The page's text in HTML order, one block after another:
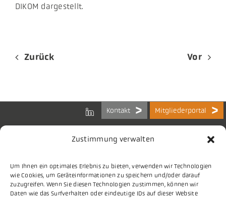
Zustimmung verwalten
Um Ihnen ein optimales Erlebnis zu bieten, verwenden wir Technologien
wie Cookies, um Geräteinformationen zu speichern und/oder darauf
zuzugreifen. Wenn Sie diesen Technologien zustimmen, können wir
Daten wie das Surfverhalten oder eindeutige IDs auf dieser Website
DIKOM dargestellt.
Zurück Vor
Kontakt Mitgliederportal
Bundes-Arbeitsgemeinschaft
der Kommunalen IT-Dienstleister e.V.
Charlottenstraße 65
10117 Berlin